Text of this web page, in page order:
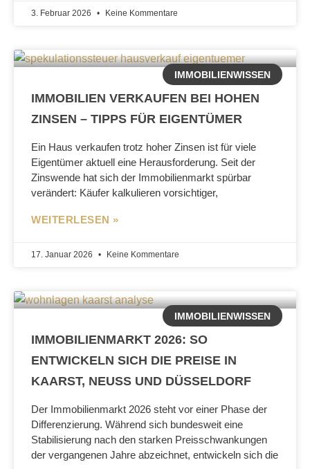
3. Februar 2026 Keine Kommentare
IMMOBILIENWISSEN
IMMOBILIEN VERKAUFEN BEI HOHEN
ZINSEN – TIPPS FÜR EIGENTÜMER
Ein Haus verkaufen trotz hoher Zinsen ist für viele
Eigentümer aktuell eine Herausforderung. Seit der
Zinswende hat sich der Immobilienmarkt spürbar
verändert: Käufer kalkulieren vorsichtiger,
WEITERLESEN »
17. Januar 2026 Keine Kommentare
IMMOBILIENWISSEN
IMMOBILIENMARKT 2026: SO
ENTWICKELN SICH DIE PREISE IN
KAARST, NEUSS UND DÜSSELDORF
Der Immobilienmarkt 2026 steht vor einer Phase der
Differenzierung. Während sich bundesweit eine
Stabilisierung nach den starken Preisschwankungen
der vergangenen Jahre abzeichnet, entwickeln sich die